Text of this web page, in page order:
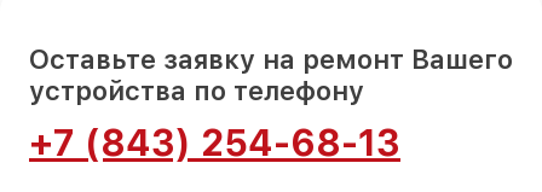
Оставьте заявку на ремонт Вашего
устройства по телефону
+7 (843) 254-68-13